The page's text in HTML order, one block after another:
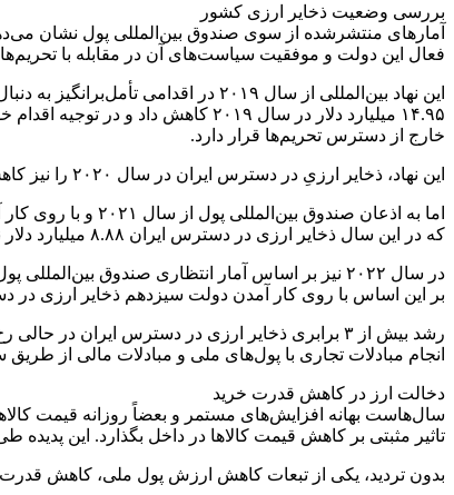
بررسی وضعیت ذخایر ارزی کشور
آمارهای منتشرشده از سوی صندوق بین‌المللی پول نشان
فعال این دولت و موفقیت سیاست‌های آن در مقابله با
۱۴.۹۵ میلیارد دلار در سال ۲۰۱۹
خارج از دسترس تحریم‌ها قرار دارد.
این نهاد، ذخایر ارزیِ در دسترس ایران در سال ۲۰۲۰ را نیز کاهش داد و کل ارز در دسترس ایران طی این سال را ۱۲.۴۳ میلیارد دلار اعلام کرد.
اما به اذعان
که در این سال ذخایر ارزی در دسترس ایران ۸.۸۸ میلیارد دلار نسبت به سال قبل از آن افزایش یافته و به ۲۱.۳۱ میلیارد دلار رسیده است.
در سال ۲۰۲۲ نیز بر اساس آمار انتظاری صندوق بین‌المللی پول ذخایر ارزی در دسترس ایران با افزایش حدود ۲ برابری نسبت به سال قبل از آن مواجه شده و به ۴۱.۳۹ میلیارد دلار رسیده است.
بر این اساس با روی کار آمدن دولت سیزدهم ذخایر ارزی در دسترس ایران رشد ۲۳۲ درصدی داشته و از ۱۲.۴۳ میلیارد دلار در سال ۲۰۲۰ به
رشد بیش از ۳ برابری ذخایر ارزی در دسترس
انجام مبادلات تجاری با پول‌های ملی و مبادلات مالی از
دخالت ارز در کاهش قدرت خرید
سال‌هاست بهانه افزایش‌های مستمر و بعضاً روزانه قیمت
تاثیر مثبتی بر کاهش قیمت کالاها در داخل بگذارد. این
بدون تردید، یکی از تبعات کاهش ارزش پول ملی، کاهش